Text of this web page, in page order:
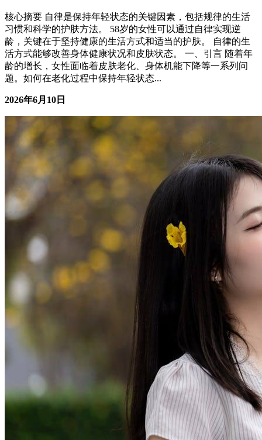
女性成长
核心摘要 自律是保持年轻状态的关键因素，包括规律的生活
习惯和科学的护肤方法。 58岁的女性可以通过自律实现逆
龄，关键在于坚持健康的生活方式和适当的护肤。 自律的生
活方式能够改善身体健康状况和皮肤状态。 一、引言 随着年
龄的增长，女性面临着皮肤老化、身体机能下降等一系列问
题。如何在老化过程中保持年轻状态...
2026年6月10日